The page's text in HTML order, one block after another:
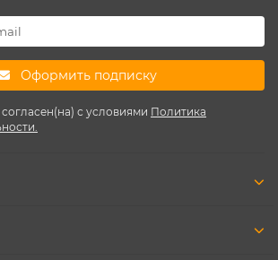
Оформить подписку
с условиями Политика